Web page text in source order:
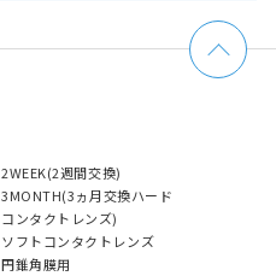
2WEEK(2週間交換)
3MONTH(3ヵ月交換ハード
コンタクトレンズ)
ソフトコンタクトレンズ
円錐角膜用